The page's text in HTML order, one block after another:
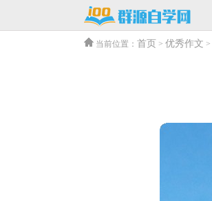
当前位置： 首页 > 优秀作文 >